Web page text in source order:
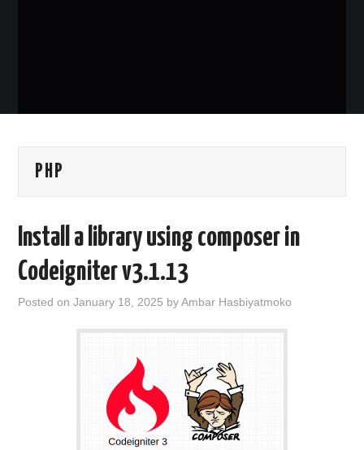
PHP
Install a library using composer in
Codeigniter v3.1.13
Posted onJanuary 18, 2025 byAmbar Hasbiyatmoko